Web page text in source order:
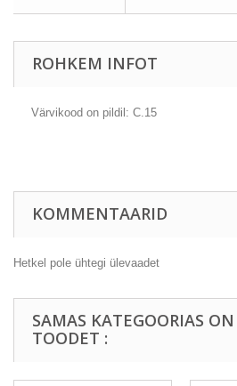
ROHKEM INFOT
Värvikood on pildil: C.15
KOMMENTAARID
Hetkel pole ühtegi ülevaadet
SAMAS KATEGOORIAS
TOODET :